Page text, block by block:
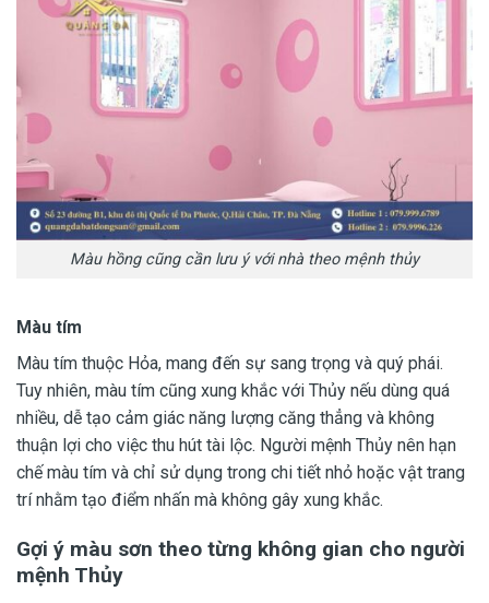
Màu hồng cũng cần lưu ý với nhà theo mệnh thủy
Màu tím
Màu tím thuộc Hỏa, mang đến sự sang trọng và quý phái.
Tuy nhiên, màu tím cũng xung khắc với Thủy nếu dùng quá
nhiều, dễ tạo cảm giác năng lượng căng thẳng và không
thuận lợi cho việc thu hút tài lộc. Người mệnh Thủy nên hạn
chế màu tím và chỉ sử dụng trong chi tiết nhỏ hoặc vật trang
trí nhằm tạo điểm nhấn mà không gây xung khắc.
Gợi ý màu sơn theo từng không gian cho người
mệnh Thủy